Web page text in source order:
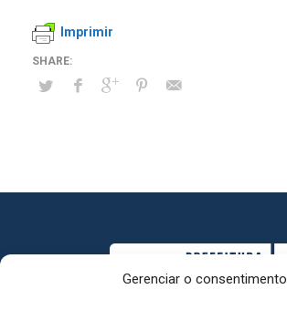
Gerenciar o consentimento
Imprimir